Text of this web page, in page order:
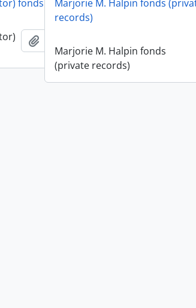
fonds
Marjorie M. Halpin fonds
records)
Marjorie M. Halpin fonds
(private records)